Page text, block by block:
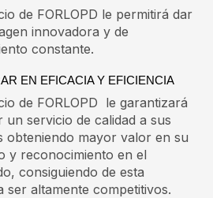
de FORLOPD le permitirá dar
innovadora y de
constante.
EN EFICACIA Y EFICIENCIA
de FORLOPD le garantizará
un servicio de calidad a sus
obteniendo mayor valor en su
y reconocimiento en el
consiguiendo de esta
ser altamente competitivos.